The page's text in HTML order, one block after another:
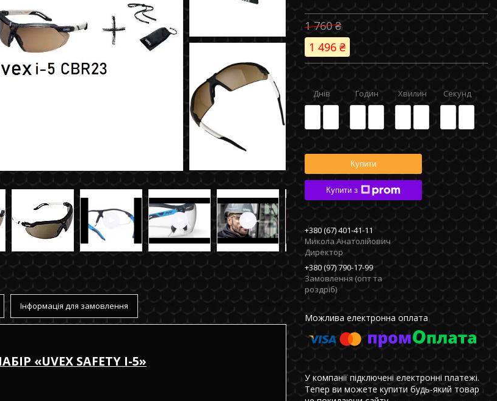
Інформація для замовлення
«UVEX SAFETY I-5»
1 760 ₴
1 496 ₴
Днів Годин Хвилин Секунд
Купити
Купити з
+380 (67) 401-41-11
Микола Анатолійович
Директор
+380 (97) 790-17-99
Замовлення (опт та
роздріб)
У компанії підключені електронні платежі.
Тепер ви можете купити будь-який товар